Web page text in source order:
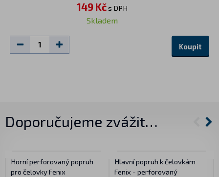
149 Kčs DPH
Skladem
Koupit
Doporučujeme zvážit…
Horní perforovaný popruh
pro čelovky Fenix
Hlavní popruh k čelovkám
Fenix - perforovaný